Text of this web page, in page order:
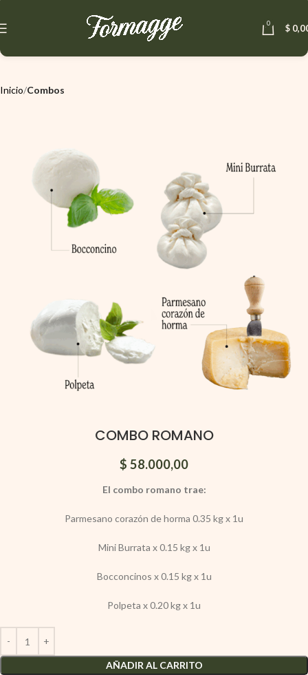
0 $
Inicio Combos
COMBO ROMANO
$ 58.000,00
El combo romano trae:
Parmesano corazón de horma 0.35 kg x 1u
Mini Burrata x 0.15 kg x 1u
Bocconcinos x 0.15 kg x 1u
Polpeta x 0.20 kg x 1u
AÑADIR AL CARRITO